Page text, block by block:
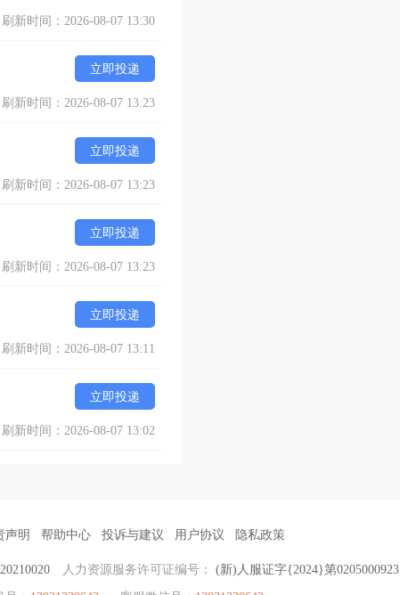
刷新时间：2026-08-07 13:30
立即投递
刷新时间：2026-08-07 13:23
立即投递
刷新时间：2026-08-07 13:23
立即投递
刷新时间：2026-08-07 13:23
立即投递
刷新时间：2026-08-07 13:11
立即投递
刷新时间：2026-08-07 13:02
声明 帮助中心 投诉与建议 用户协议 隐私政策
人力资源服务许可证编号： (新)人服证字{2024}第0205000923